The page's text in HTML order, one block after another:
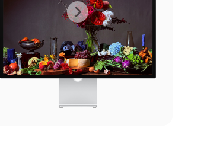
上
一
张
图
下
一
张
图